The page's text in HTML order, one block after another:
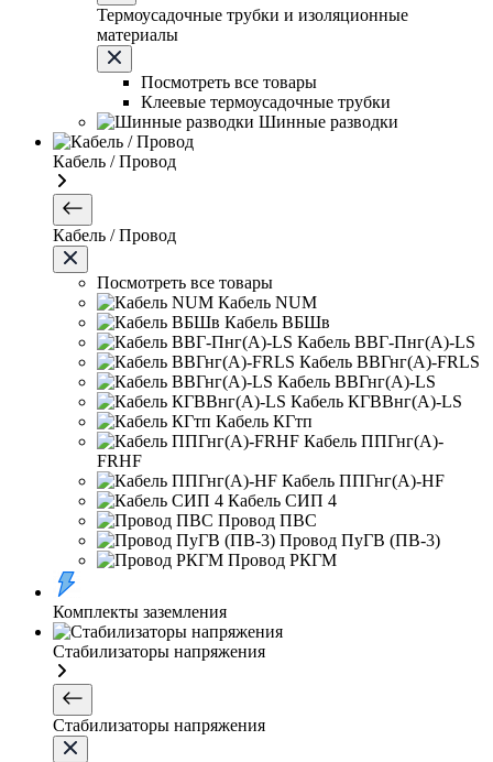
Термоусадочные трубки и изоляционные
материалы
Посмотреть все товары
Клеевые термоусадочные трубки
Шинные разводки
Кабель / Провод
Кабель / Провод
Посмотреть все товары
Кабель NUM
Кабель ВБШв
Кабель ВВГ-Пнг(А)-LS
Кабель ВВГнг(А)-FRLS
Кабель ВВГнг(А)-LS
Кабель КГВВнг(А)-LS
Кабель КГтп
Кабель ППГнг(А)-
FRHF
Кабель ППГнг(А)-HF
Кабель СИП 4
Провод ПВС
Провод ПуГВ (ПВ-3)
Провод РКГМ
Комплекты заземления
Стабилизаторы напряжения
Стабилизаторы напряжения